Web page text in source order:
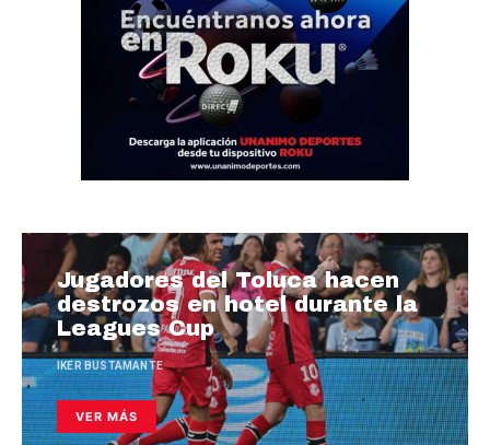
Jugadores del Toluca hacen
destrozos en hotel durante la
Leagues Cup
IKER BUSTAMANTE
VER MÁS